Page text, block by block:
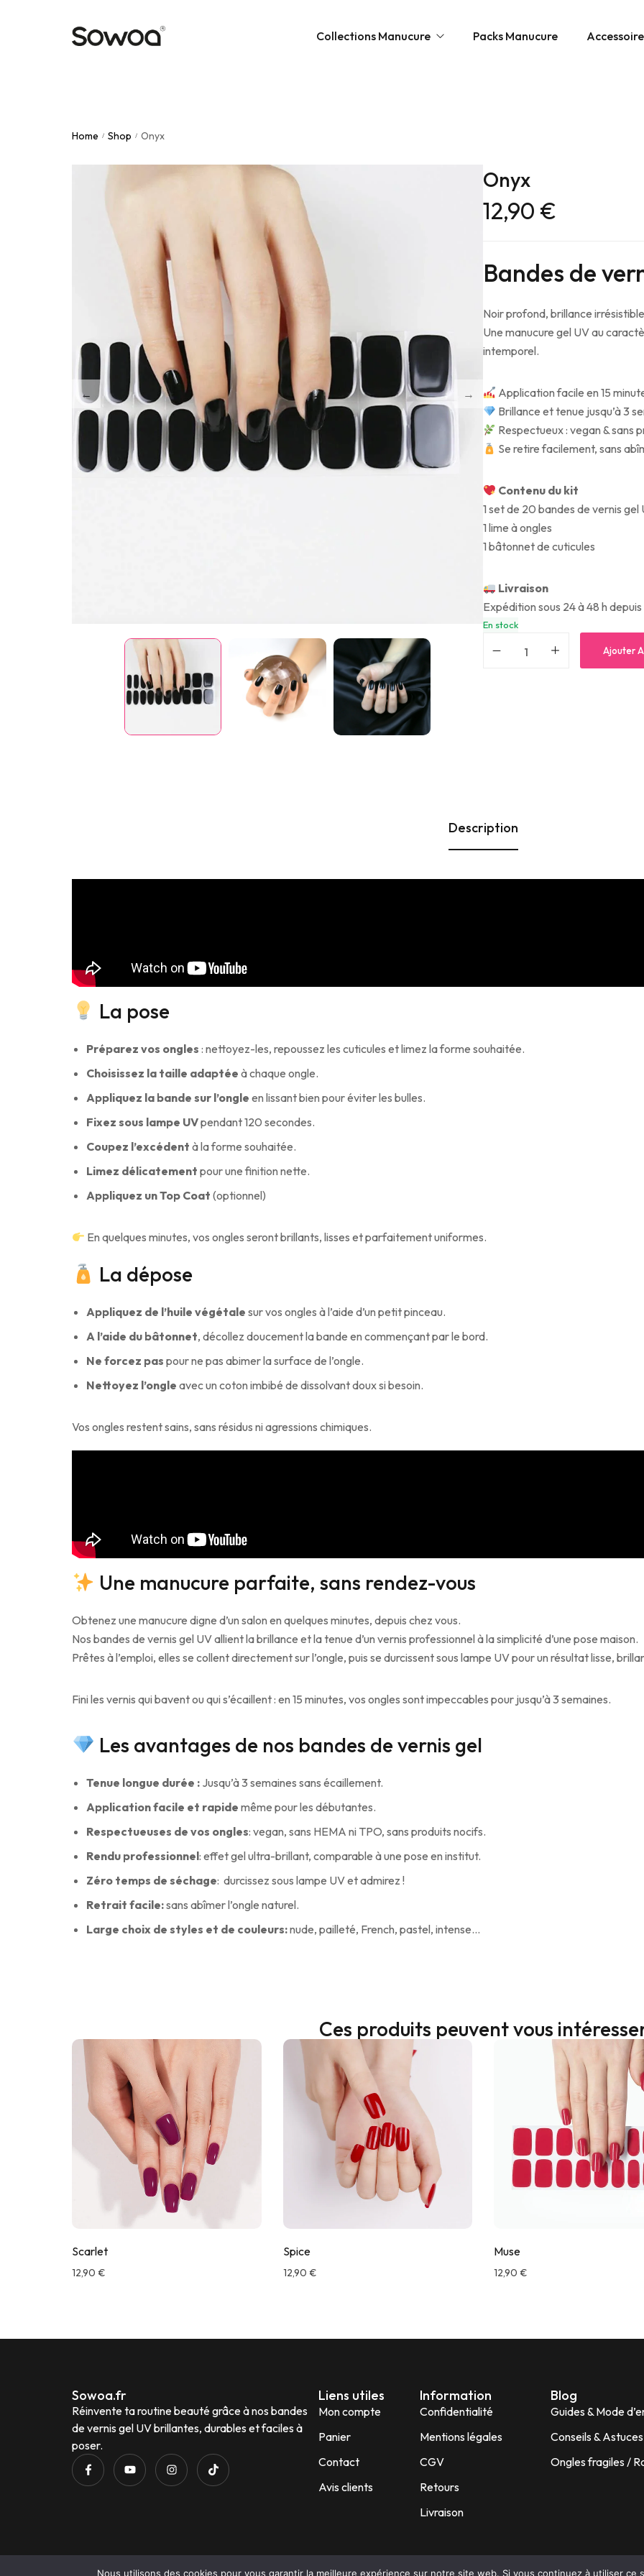
Collections Manucure
Paillettes & Effets
Multi
French
Motifs
Packs Manucure
Home / Shop / Onyx
Onyx
12,90 €
Bandes de
Noir profond, brillance
Une manucure gel UV au
intemporel.
Application facile en 15
Brillance et tenue jusqu’à 3
Respectueux : vegan & sans
Se retire facilement, sans
Contenu du kit
1 set de 20 bandes de vernis gel
1 lime à ongles
1 bâtonnet de cuticules
Livraison
Expédition sous 24 à 48 h
En stock
Ajouter
Description
La pose
Préparez vos ongles : nettoyez-les, repoussez les cuticules et limez la forme souhaitée.
Choisissez la taille adaptée à chaque ongle.
Appliquez la bande sur l’ongle en lissant bien pour éviter les bulles.
Fixez sous lampe UVpendant 120 secondes.
Coupez l’excédent à la forme souhaitée.
Limez délicatement pour une finition nette.
Appliquez un Top Coat (optionnel)
En quelques minutes, vos ongles seront brillants, lisses et parfaitement uniformes.
La dépose
Appliquez de l’huile végétale sur vos ongles à l’aide d’un petit pinceau.
A l’aide du bâtonnet, décollez doucement la bande en commençant par le bord.
Ne forcez pas pour ne pas abimer la surface de l’ongle.
Nettoyez l’ongle avec un coton imbibé de dissolvant doux si besoin.
Vos ongles restent sains, sans résidus ni agressions chimiques.
Une manucure parfaite, sans rendez-vous
Obtenez une manucure digne d’un salon en quelques minutes, depuis chez vous.
Nos bandes de vernis gel UV allient la brillance et la tenue d’un vernis professionnel à la simplicité d’une pose maison.
Prêtes à l’emploi, elles se collent directement sur l’ongle, puis se durcissent sous lampe UV pour un résultat lisse,
Fini les vernis qui bavent ou qui s’écaillent : en 15 minutes, vos ongles sont impeccables pour jusqu’à 3 semaines.
Les avantages de nos bandes de vernis gel
Tenue longue durée : Jusqu’à 3 semaines sans écaillement.
Application facile et rapide même pour les débutantes.
Respectueuses de vos ongles: vegan, sans HEMA ni TPO, sans produits nocifs.
Rendu professionnel: effet gel ultra-brillant, comparable à une pose en institut.
Zéro temps de séchage: durcissez sous lampe UV et admirez !
Retrait facile:sans abîmer l’ongle naturel.
Large choix de styles et de couleurs:nude, pailleté, French, pastel, intense…
Ces produits peuvent vous
Scarlet
12,90 €
Spice
12,90 €
Muse
12,90 €
Sowoa.fr
Réinvente ta routine beauté grâce à nos bandes
de vernis gel UV brillantes, durables et faciles à
poser.
Liens utiles
Mon compte
Panier
Contact
Avis clients
Information
Confidentialité
Mentions légales
CGV
Retours
Livraison
Blog
Guides & Mode
Conseils &
Ongles fragiles /
Nous utilisons des cookies pour vous garantir la meilleure expérience sur notre site web. Si vous continuez à utiliser